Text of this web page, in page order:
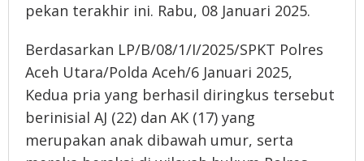
pekan terakhir ini. Rabu, 08 Januari 2025.
Berdasarkan LP/B/08/1/I/2025/SPKT Polres
Aceh Utara/Polda Aceh/6 Januari 2025,
Kedua pria yang berhasil diringkus tersebut
berinisial AJ (22) dan AK (17) yang
merupakan anak dibawah umur, serta